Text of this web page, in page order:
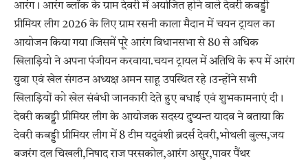
आरंग। आरंग ब्लॉक के ग्राम देवरी में अयोजित होने वाले देवरी कबड्डी
प्रीमियर लीग 2026 के लिए ग्राम रसनी काला मैदान में चयन ट्रायल का
आयोजन किया गया।जिसमें पूरे आरंग विधानसभा से 80 से अधिक
खिलाड़ियो ने अपना पंजीयन करवाया.चयन ट्रायल में अतिथि के रूप में आरंग
युवा एवं खेल संगठन अध्यक्ष अमन साहू उपस्थित रहे।उन्होंने सभी
खिलाड़ियों को खेल संबंधी जानकारी देते हुए बधाई एवं शुभकामनाएं दी।
देवरी कबड्डी प्रीमियर लीग के आयोजक सदस्य दुष्यन्त यादव ने बताया कि
देवरी कबड्डी प्रीमियर लीग में 8 टीम यदुवंशी ब्रदर्स देवरी,भोथली बुल्स,जय
बजरंग दल चिखली,निषाद राज परसकोल,आरंग असुर,पावर पैंथर